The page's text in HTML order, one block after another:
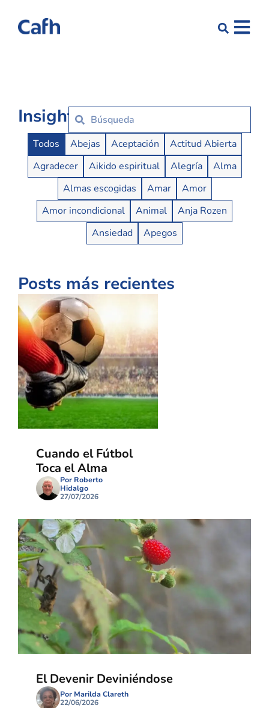
Insights
Insights Buttons
Todos Abejas Aceptación
Actitud Abierta
Agradecer
Aikido espiritual Alegría
Alma
Almas escogidas
Amar
Amor
Amor incondicional
Animal
Anja Rozen
Ansiedad
Apegos
Posts más recientes
Cuando el Fútbol
Toca el Alma
Por Roberto
Hidalgo
27/07/2026
El Devenir Deviniéndose
Por Marilda Clareth
22/06/2026